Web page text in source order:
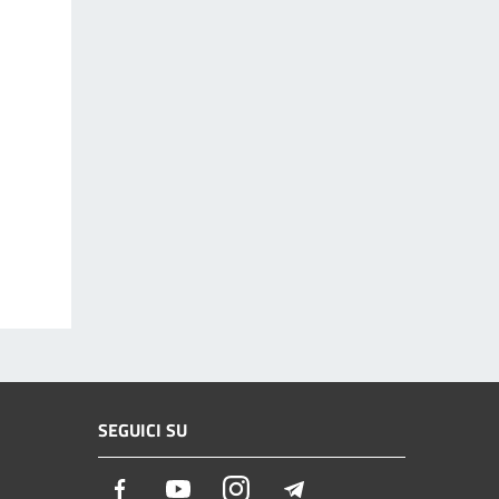
SEGUICI SU
Facebook YoutubeInstagram